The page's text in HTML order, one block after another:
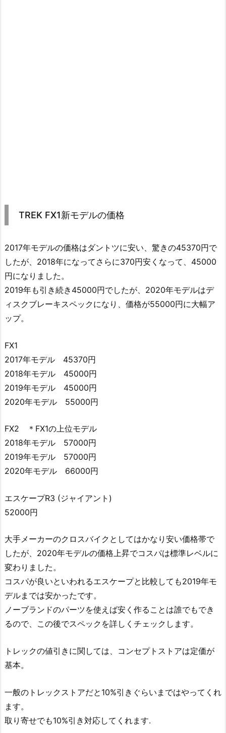
TREK FX1新モデルの価格
2017年モデルの価格はダントツに安い、驚きの45370円で
したが、2018年になってさらに370円安くなって、45000
円になりました。
2019年も引き続き45000円でしたが、2020年モデルはデ
ィスクブレーキスペックになり、価格が55000円に大幅ア
ップ。
FX1
2017年モデル 45370円
2018年モデル 45000円
2019年モデル 45000円
2020年モデル 55000円
FX2 ＊FX1の上位モデル
2018年モデル 57000円
2019年モデル 57000円
2020年モデル 66000円
エスケープR3 (ジャイアント)
52000円
大手メーカーのクロスバイクとしてはかなり安い価格帯で
したが、2020年モデルの価格上昇でコスパは標準レベルに
変わりました。
コスパが良いといわれるエスケープと比較しても2019年モ
デルまでは安かったです。
ノーブランドのパーツを使えば安く作ることは誰でもでき
るので、この後でスペックを詳しくチェックします。
トレックの値引きに関しては、コンセプトストアは定価が
基本。
一般のトレックストアだと10%引きぐらいまではやってくれ
ます。
取り寄せでも10%引き対応してくれます.